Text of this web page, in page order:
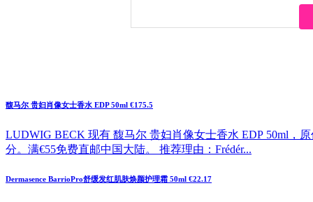
馥马尔 贵妇肖像女士香水 EDP 50ml €175.5
LUDWIG BECK 现有 馥马尔 贵妇肖像女士香水 EDP 50ml，
分。满€55免费直邮中国大陆。 推荐理由：Frédér...
Dermasence BarrioPro舒缓发红肌肤焕颜护理霜 50ml €22.17